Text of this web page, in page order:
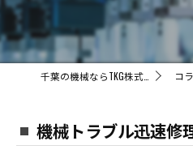
コラム
機械トラブル迅速修